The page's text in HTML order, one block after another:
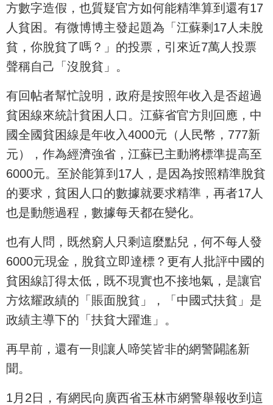
方數字造假，也質疑官方如何能精準算到還有17
人貧困。有微博博主發起題為「江蘇剩17人未脫
貧，你脫貧了嗎？」的投票，引來近7萬人投票
聲稱自己「沒脫貧」。
有回帖者幫忙說明，政府是按照年收入是否超過
貧困線來統計貧困人口。江蘇省官方則回應，中
國全國貧困線是年收入4000元（人民幣，777新
元），作為經濟強省，江蘇已主動將標準提高至
6000元。至於能算到17人，是因為按照精準脫貧
的要求，貧困人口的數據就要求精準，再者17人
也是動態過程，數據每天都在變化。
也有人問，既然窮人只剩這麼點兒，何不每人發
6000元現金，脫貧立即達標？更有人批評中國的
貧困線訂得太低，既不現實也不接地氣，是讓官
方炫耀政績的「賬面脫貧」，「中國式扶貧」是
政績主導下的「扶貧大躍進」。
再早前，還有一則讓人啼笑皆非的網警闢謠新
聞。
1月2日，有網民向廣西省玉林市網警舉報收到這